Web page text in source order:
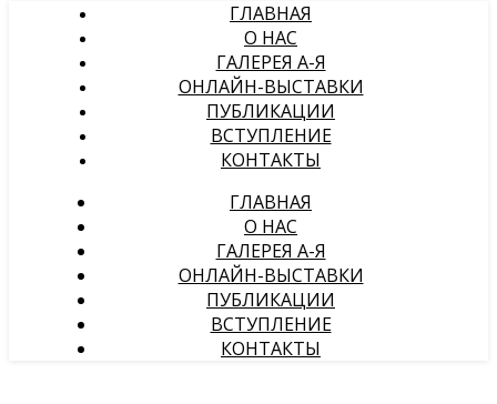
ГЛАВНАЯ
О НАС
ГАЛЕРЕЯ А-Я
ОНЛАЙН-ВЫСТАВКИ
ПУБЛИКАЦИИ
ВСТУПЛЕНИЕ
КОНТАКТЫ
ГЛАВНАЯ
О НАС
ГАЛЕРЕЯ А-Я
ОНЛАЙН-ВЫСТАВКИ
ПУБЛИКАЦИИ
ВСТУПЛЕНИЕ
КОНТАКТЫ